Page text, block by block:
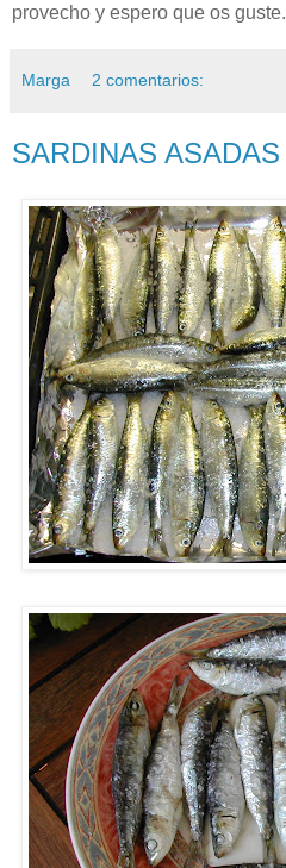
provecho y espero que os guste.
Marga 2 comentarios:
SARDINAS ASADAS